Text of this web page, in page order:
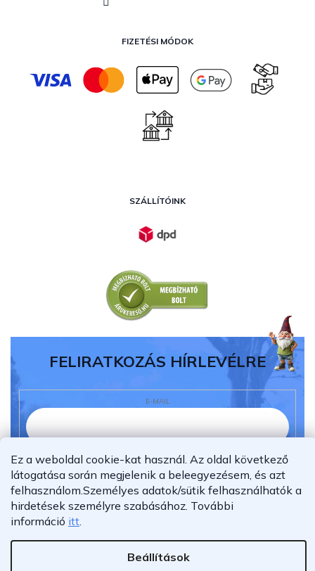
Ez a weboldal cookie-kat használ. Az oldal következő
látogatása során megjelenik a beleegyezésem, és azt
felhasználom.Személyes adatok/sütik felhasználhatók a
hirdetések személyre szabásához. További
információ itt.
Beállítások
FIZETÉSI MÓDOK
SZÁLLÍTÓINK
FELIRATKOZÁS HÍRLEVÉLRE
E-MAIL
Elolvastam és megértettem azadatvédelmi
nyilatkozatot.
Feliratkozás
Shoptet Premium készítette